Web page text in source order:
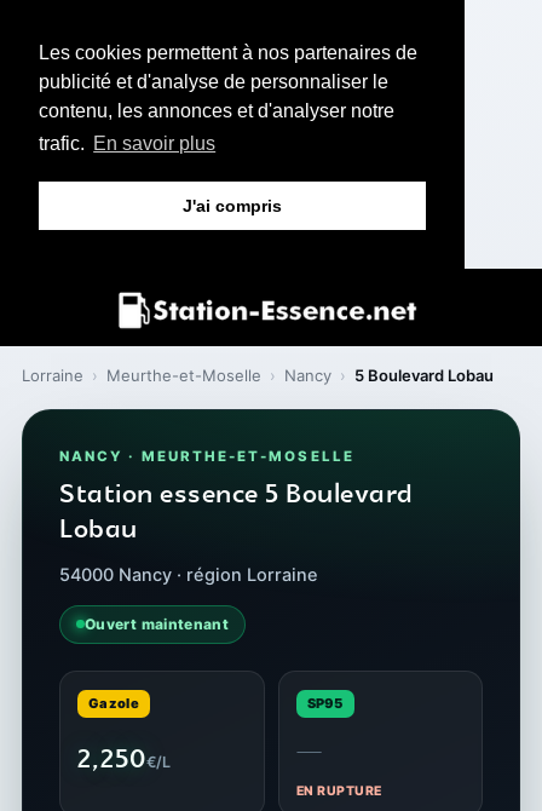
Les cookies permettent à nos partenaires de
publicité et d'analyse de personnaliser le
contenu, les annonces et d'analyser notre
trafic. En savoir plus
J'ai compris
Lorraine › Meurthe-et-Moselle › Nancy › 5 Boulevard Lobau
NANCY · MEURTHE-ET-MOSELLE
Station essence 5 Boulevard
Lobau
54000 Nancy · région Lorraine
Ouvert maintenant
Gazole
2,250€/L
SP95
—
EN RUPTURE